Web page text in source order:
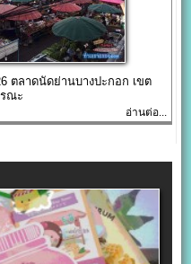
ตลาดนัดย่านบางปะกอก เขต
ณะ
อ่านต่อ...